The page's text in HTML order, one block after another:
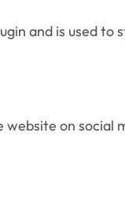
and is used
on